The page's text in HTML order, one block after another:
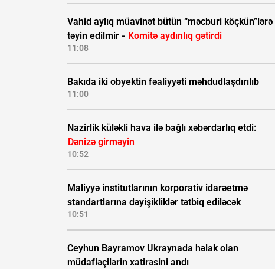
Vahid aylıq müavinət bütün “məcburi köçkün”lərə
təyin edilmir - Komitə aydınlıq gətirdi
11:08
Bakıda iki obyektin fəaliyyəti məhdudlaşdırılıb
11:00
Nazirlik küləkli hava ilə bağlı xəbərdarlıq etdi:
Dənizə girməyin
10:52
Maliyyə institutlarının korporativ idarəetmə
standartlarına dəyişikliklər tətbiq ediləcək
10:51
Ceyhun Bayramov Ukraynada həlak olan
müdafiəçilərin xatirəsini andı